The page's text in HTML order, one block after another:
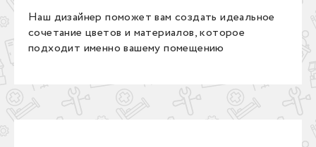
Наш дизайнер поможет вам создать идеальное
сочетание цветов и материалов, которое
подходит именно вашему помещению